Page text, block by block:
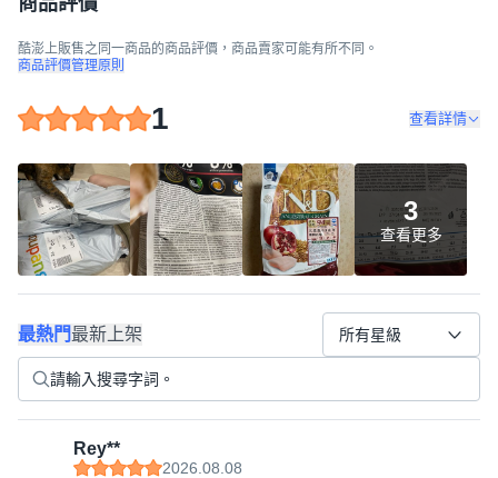
酷澎上販售之同一商品的商品評價，商品賣家可能有所不同。
商品評價管理原則
1 查看詳情
3
查看更多
最熱門最新上架 所有星級
Rey**
2026.08.08